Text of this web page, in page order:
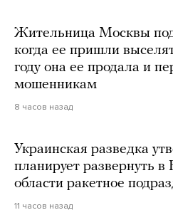
Жительница Москвы
когда ее пришли
году она ее продала и
мошенникам
8 часов назад
Украинская разведка
планирует развернуть
области ракетное
11 часов назад